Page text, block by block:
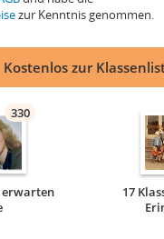
zur Kenntnis genommen.
Kostenlos zur
330
erwarten
17